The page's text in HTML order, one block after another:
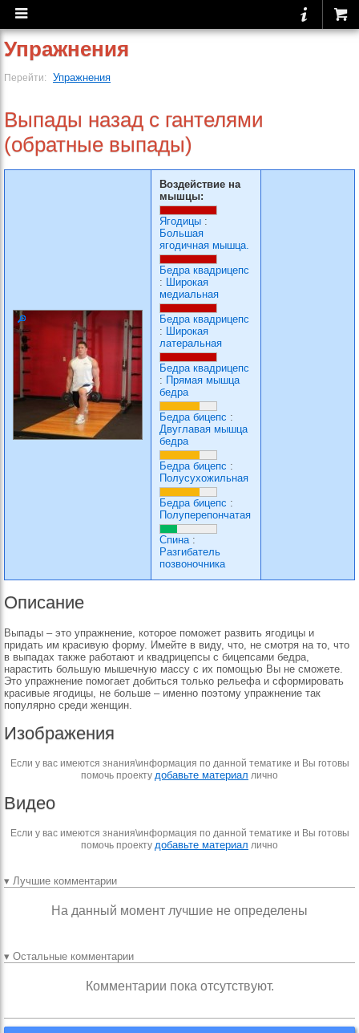
Упражнения
Перейти: Упражнения
Выпады назад с гантелями
(обратные выпады)
Воздействие на
мышцы:
Ягодицы :
Большая
ягодичная мышца.
Бедра квадрицепс
: Широкая
медиальная
Бедра квадрицепс
: Широкая
латеральная
Бедра квадрицепс
: Прямая мышца
бедра
Бедра бицепс :
Двуглавая мышца
бедра
Бедра бицепс :
Полусухожильная
Бедра бицепс :
Полуперепончатая
Спина:
Разгибатель
позвоночника
Описание
Выпады – это упражнение, которое поможет развить ягодицы и
придать им красивую форму. Имейте в виду, что, не смотря на то, что
в выпадах также работают и квадрицепсы с бицепсами бедра,
нарастить большую мышечную массу с их помощью Вы не сможете.
Это упражнение помогает добиться только рельефа и сформировать
красивые ягодицы, не больше – именно поэтому упражнение так
популярно среди женщин.
Изображения
Если у вас имеются знания\информация по данной тематике и Вы готовы
помочь проекту добавьте материал лично
Видео
Если у вас имеются знания\информация по данной тематике и Вы готовы
помочь проекту добавьте материал лично
▾ Лучшие комментарии
На данный момент лучшие не определены
▾ Остальные комментарии
Комментарии пока отсутствуют.